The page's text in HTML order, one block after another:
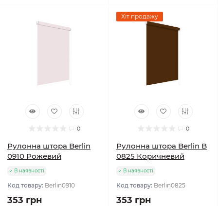
0
Рулонна штора Berlin
0910 Рожевий
В наявності
Код товару: Berlin0910
353 грн
Хіт продажу
0
Рулонна штора Berlin B
0825 Коричневий
В наявності
Код товару: Berlin0825
353 грн